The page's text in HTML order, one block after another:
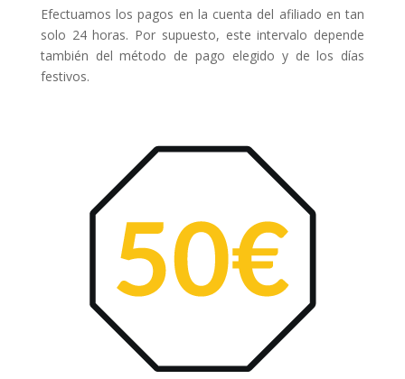
Efectuamos los pagos en la cuenta del afiliado en tan
solo 24 horas. Por supuesto, este intervalo depende
también del método de pago elegido y de los días
festivos.